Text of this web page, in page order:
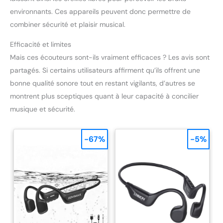
environnants. Ces appareils peuvent donc permettre de
combiner sécurité et plaisir musical.
Efficacité et limites
Mais ces écouteurs sont-ils vraiment efficaces ? Les avis sont
partagés. Si certains utilisateurs affirment qu’ils offrent une
bonne qualité sonore tout en restant vigilants, d’autres se
montrent plus sceptiques quant à leur capacité à concilier
musique et sécurité.
-67% -5%